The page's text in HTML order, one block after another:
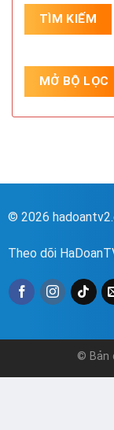
© 2026
Theo dõi
© Bản